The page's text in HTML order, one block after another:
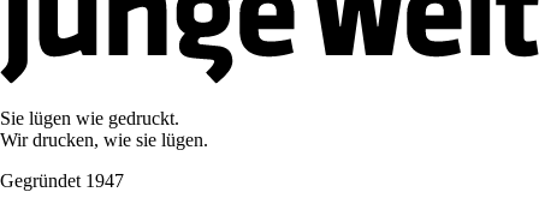
Sie lügen wie gedruckt.
Wir drucken, wie sie lügen.
Gegründet 1947